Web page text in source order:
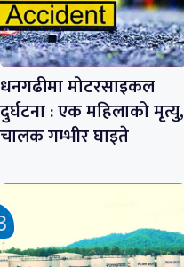
धनगढीमा मोटरसाइकल
दुर्घटना : एक महिलाको मृत्यु,
चालक गम्भीर घाइते